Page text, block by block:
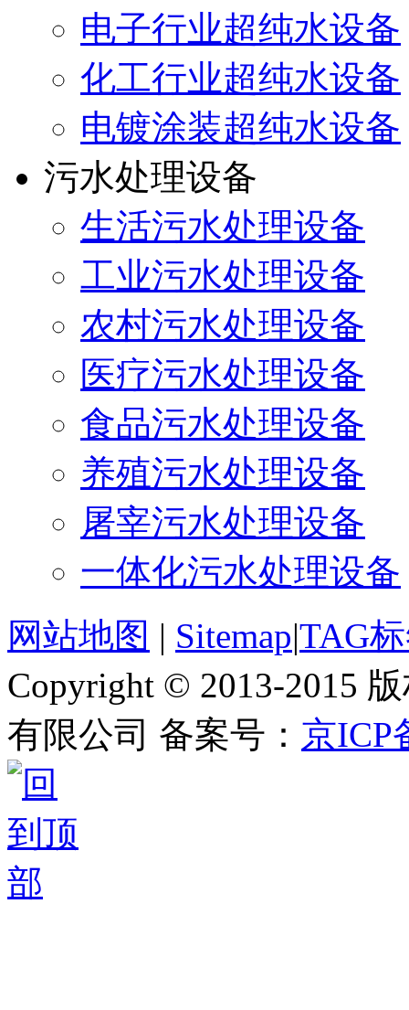
电子行业超纯水设备
化工行业超纯水设备
电镀涂装超纯水设备
污水处理设备
生活污水处理设备
工业污水处理设备
农村污水处理设备
医疗污水处理设备
食品污水处理设备
养殖污水处理设备
屠宰污水处理设备
一体化污水处理设备
网站地图 | Sitemap|TAG
Copyright © 2013-2015
有限公司 备案号： 京ICP